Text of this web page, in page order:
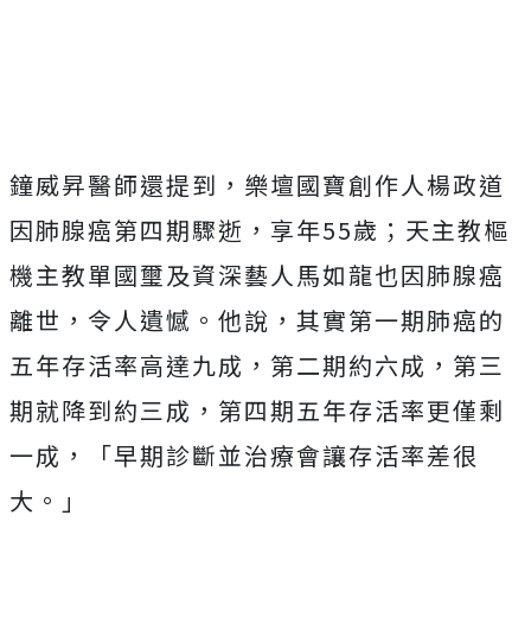
鐘威昇醫師還提到，樂壇國寶創作人楊政道
因肺腺癌第四期驟逝，享年55歲；天主教樞
機主教單國璽及資深藝人馬如龍也因肺腺癌
離世，令人遺憾。他說，其實第一期肺癌的
五年存活率高達九成，第二期約六成，第三
期就降到約三成，第四期五年存活率更僅剩
一成，「早期診斷並治療會讓存活率差很
大。」